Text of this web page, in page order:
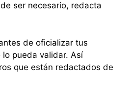
ser necesario, redacta
de oficializar tus
pueda validar. Así
que están redactados de